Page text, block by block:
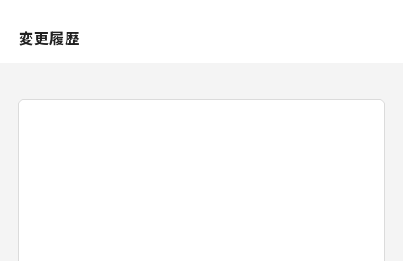
ったいかなる損害（収入または利益の逸失を含
む）に関して、一切の責任を負わないものとし
甲または甲の販売代理店若しくは小売店があら
変更履歴